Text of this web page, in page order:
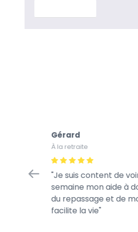
Gérard
À la retraite
Je suis content de
semaine mon aide à
du repassage et de
facilite la vie